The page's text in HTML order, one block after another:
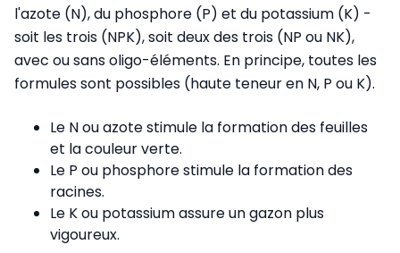
l'azote (N), du phosphore (P) et du potassium (K) -
soit les trois (NPK), soit deux des trois (NP ou NK),
avec ou sans oligo-éléments. En principe, toutes les
formules sont possibles (haute teneur en N, P ou K).
Le N ou azote stimule la formation des feuilles
et la couleur verte.
Le P ou phosphore stimule la formation des
racines.
Le K ou potassium assure un gazon plus
vigoureux.